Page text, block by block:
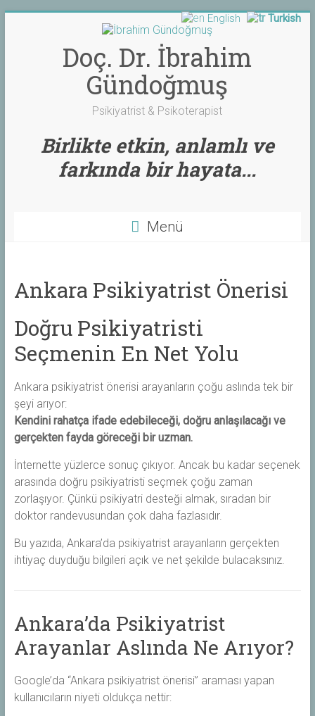
Doç. Dr. İbrahim
Gündoğmuş
Psikiyatrist & Psikoterapist
Birlikte etkin, anlamlı ve
farkında bir hayata...
Menü
Ankara Psikiyatrist Önerisi
Doğru Psikiyatristi
Seçmenin En Net Yolu
Ankara psikiyatrist önerisi arayanların çoğu aslında tek bir
şeyi arıyor:
Kendini rahatça ifade edebileceği, doğru anlaşılacağı ve
gerçekten fayda göreceği bir uzman.
İnternette yüzlerce sonuç çıkıyor. Ancak bu kadar seçenek
arasında doğru psikiyatristi seçmek çoğu zaman
zorlaşıyor. Çünkü psikiyatri desteği almak, sıradan bir
doktor randevusundan çok daha fazlasıdır.
Bu yazıda, Ankara’da psikiyatrist arayanların gerçekten
ihtiyaç duyduğu bilgileri açık ve net şekilde bulacaksınız.
Ankara’da Psikiyatrist
Arayanlar Aslında Ne Arıyor?
Google’da “Ankara psikiyatrist önerisi” araması yapan
kullanıcıların niyeti oldukça nettir:
English Turkish